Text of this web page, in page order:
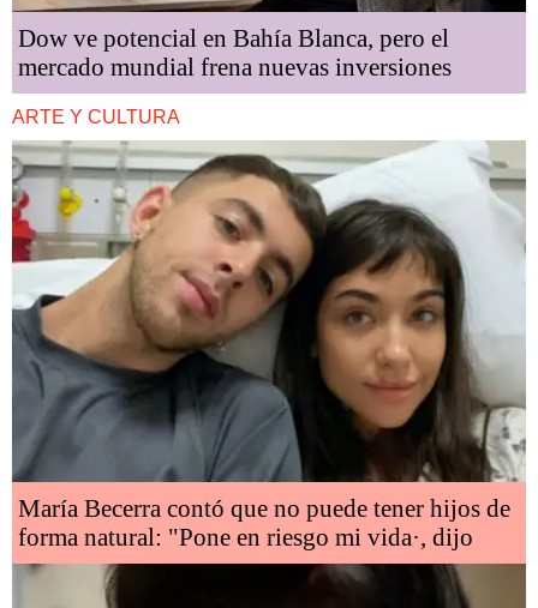
Dow ve potencial en Bahía Blanca, pero el
mercado mundial frena nuevas inversiones
ARTE Y CULTURA
María Becerra contó que no puede tener hijos de
forma natural: "Pone en riesgo mi vida·, dijo